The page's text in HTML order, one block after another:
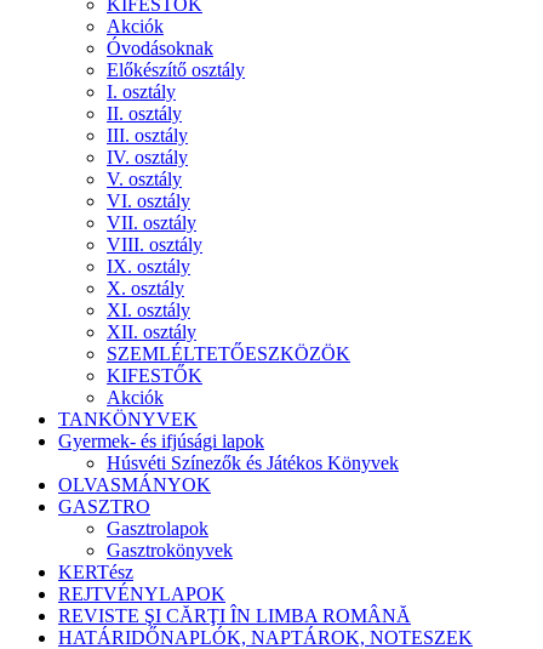
Akciók
Óvodásoknak
Előkészítő osztály
I. osztály
II. osztály
III. osztály
IV. osztály
V. osztály
VI. osztály
VII. osztály
VIII. osztály
IX. osztály
X. osztály
XI. osztály
XII. osztály
SZEMLÉLTETŐESZKÖZÖK
KIFESTŐK
Akciók
TANKÖNYVEK
Gyermek- és ifjúsági lapok
Húsvéti Színezők és Játékos Könyvek
OLVASMÁNYOK
GASZTRO
Gasztrolapok
Gasztrokönyvek
KERTész
REJTVÉNYLAPOK
REVISTE ŞI CĂRŢI ÎN LIMBA ROMÂNĂ
HATÁRIDŐNAPLÓK, NAPTÁROK, NOTESZEK